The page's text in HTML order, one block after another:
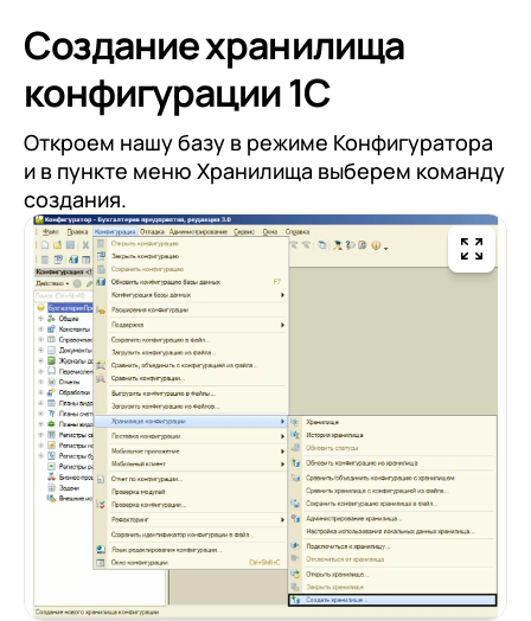
Создание хранилища
конфигурации 1С
Откроем нашу базу в режиме Конфигуратора
и в пункте меню Хранилища выберем команду
создания.